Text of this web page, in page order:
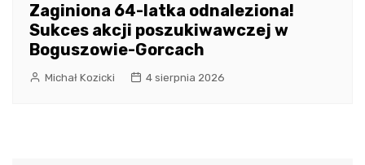
Zaginiona 64-latka odnaleziona!
Sukces akcji poszukiwawczej w
Boguszowie-Gorcach
Michał Kozicki 4 sierpnia 2026